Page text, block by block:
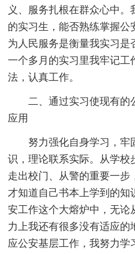
义、服务扎根在群众心中
的实习生，能否熟练掌握
为人民服务是衡量我实习是
一个多月的实习里我牢记工
法，认真工作。
二、通过实习使现有的
应用
努力强化自身学习，牢
识，理论联系实际。从学
走出校门、从警的重要一
才知道自己书本上学到的知
安工作这个大熔炉中，无
力上我还有很多没有适应
应公安基层工作，我努力学